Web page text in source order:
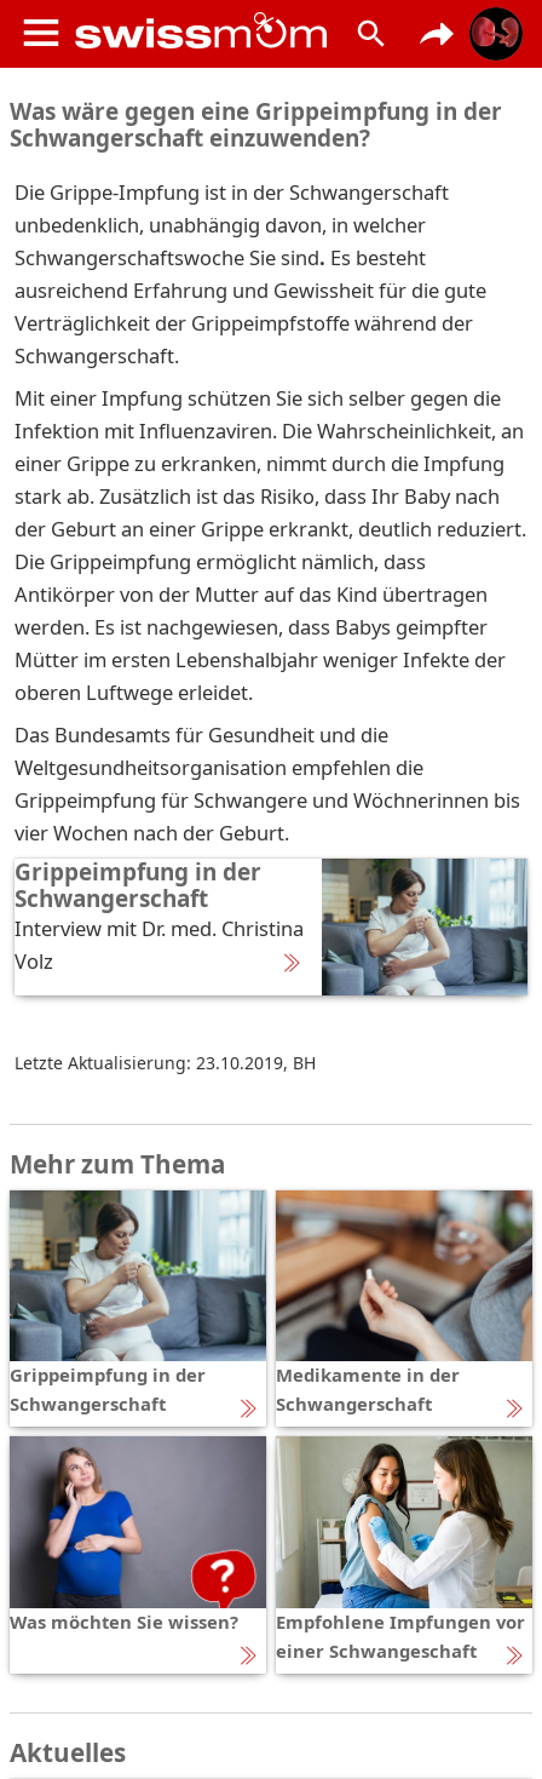
Was wäre gegen eine Grippeimpfung in der
Schwangerschaft einzuwenden?
Die Grippe-Impfung ist in der Schwangerschaft
unbedenklich, unabhängig davon, in welcher
Schwangerschaftswoche Sie sind. Es besteht
ausreichend Erfahrung und Gewissheit für die gute
Verträglichkeit der Grippeimpfstoffe während der
Schwangerschaft.
Mit einer Impfung schützen Sie sich selber gegen die
Infektion mit Influenzaviren. Die Wahrscheinlichkeit, an
einer Grippe zu erkranken, nimmt durch die Impfung
stark ab. Zusätzlich ist das Risiko, dass Ihr Baby nach
der Geburt an einer Grippe erkrankt, deutlich reduziert.
Die Grippeimpfung ermöglicht nämlich, dass
Antikörper von der Mutter auf das Kind übertragen
werden. Es ist nachgewiesen, dass Babys geimpfter
Mütter im ersten Lebenshalbjahr weniger Infekte der
oberen Luftwege erleidet.
Das Bundesamts für Gesundheit und die
Weltgesundheitsorganisation empfehlen die
Grippeimpfung für Schwangere und Wöchnerinnen bis
vier Wochen nach der Geburt.
Grippeimpfung in der
Schwangerschaft
Interview mit Dr. med. Christina
Volz
Letzte Aktualisierung: 23.10.2019, BH
Mehr zum Thema
Grippeimpfung in der
Schwangerschaft
Medikamente in der
Schwangerschaft
Was möchten Sie wissen?
Empfohlene Impfungen vor
einer Schwangeschaft
Aktuelles